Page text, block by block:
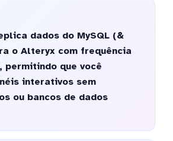
dados do MySQL (&
o Alteryx com frequência
permitindo que você
interativos sem
ou bancos de dados